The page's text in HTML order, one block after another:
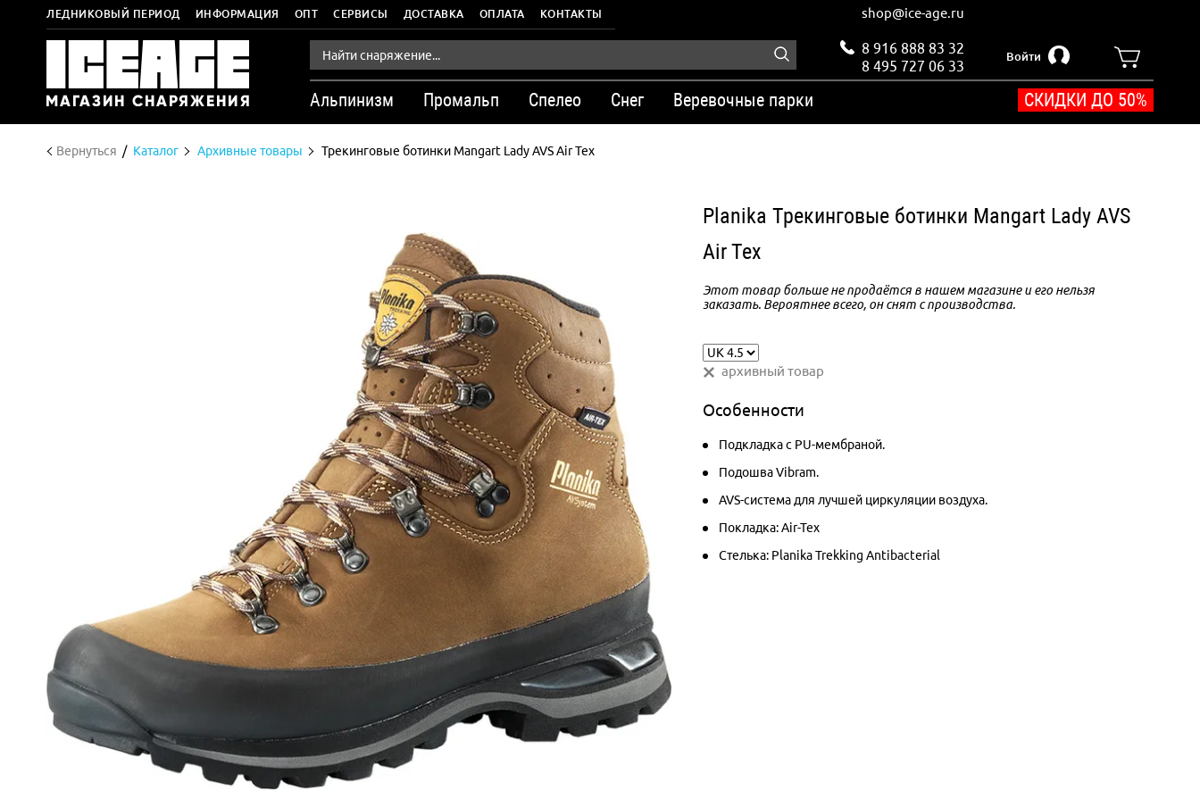
ЛЕДНИКОВЫЙ ПЕРИОД ИНФОРМАЦИЯ ОПТ СЕРВИСЫ ДОСТАВКА ОПЛАТА КОНТАКТЫ shop@ice-age.ru
8 916 888 83 32
8 495 727 06 33
Войти
Альпинизм Промальп Спелео Снег Веревочные парки СКИДКИ ДО 50%
Вернуться Каталог Архивные товары Трекинговые ботинки Mangart Lady AVS Air Tex
Planika Трекинговые ботинки Mangart Lady AVS
Air Tex
Этот товар больше не продаётся в нашем магазине и его нельзя
заказать. Вероятнее всего, он снят с производства.
архивный товар
Особенности
Подкладка с PU-мембраной.
Подошва Vibram.
AVS-система для лучшей циркуляции воздуха.
Покладка: Air-Tex
Стелька: Planika Trekking Antibacterial